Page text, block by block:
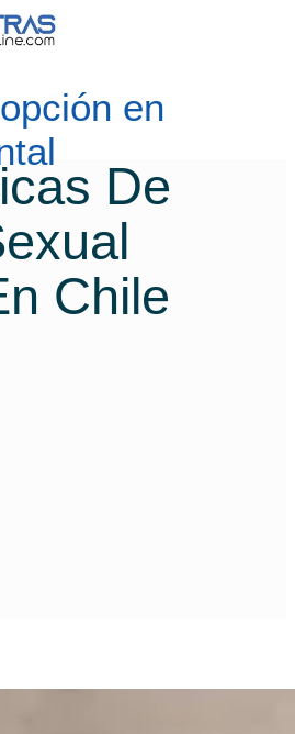
en
De
Chile